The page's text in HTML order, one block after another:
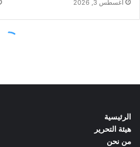
الرئيسية
هيئة التحرير
من نحن